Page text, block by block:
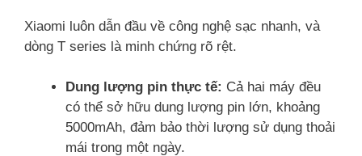
Xiaomi luôn dẫn đầu về công nghệ sạc nhanh, và
dòng T series là minh chứng rõ rệt.
Dung lượng pin thực tế: Cả hai máy đều
có thể sở hữu dung lượng pin lớn, khoảng
5000mAh, đảm bảo thời lượng sử dụng thoải
mái trong một ngày.